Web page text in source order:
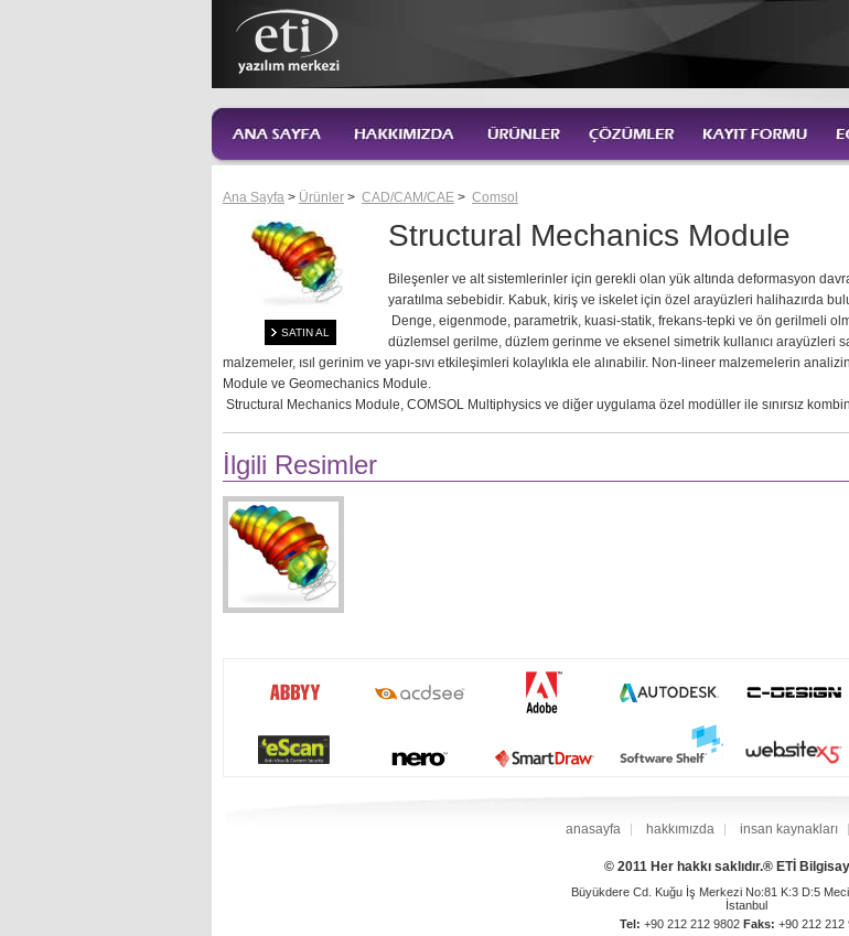
Ana Sayfa > Ürünler > CAD/CAM/CAE > Comsol
SATIN AL
Structural Mechanics Module
Bileşenler ve alt sistemlerinler için gerekli olan yük altında deformasyon
yaratılma sebebidir. Kabuk, kiriş ve iskelet için özel arayüzleri halihazırda
Denge, eigenmode, parametrik, kuasi-statik, frekans-tepki ve ön gerilmeli
düzlemsel gerilme, düzlem gerinme ve eksenel simetrik kullanıcı
malzemeler, ısıl gerinim ve yapı-sıvı etkileşimleri kolaylıkla ele alınabilir. Non-lineer malzemelerin
Module ve Geomechanics Module.
Structural Mechanics Module, COMSOL Multiphysics ve diğer uygulama özel modüller ile sınırsız
İlgili Resimler
anasayfa hakkımızda insan kaynakları
© 2011 Her hakkı saklıdır.® ETİ
Büyükdere Cd. Kuğu İş Merkezi No:81 K:3 D:5
İstanbul
Tel: +90 212 212 9802 Faks: +90 212 212